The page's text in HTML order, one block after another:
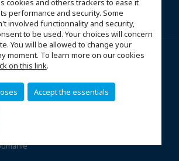
cookies and others trackers to ease it
performance and security. Some
involved functionnality and security,
to be used. Your choices will concern
You will be allowed to change your
moment. To learn more on our cookies
on this link.
Accept the essentials
CCIFER
Mentions légales
cookies